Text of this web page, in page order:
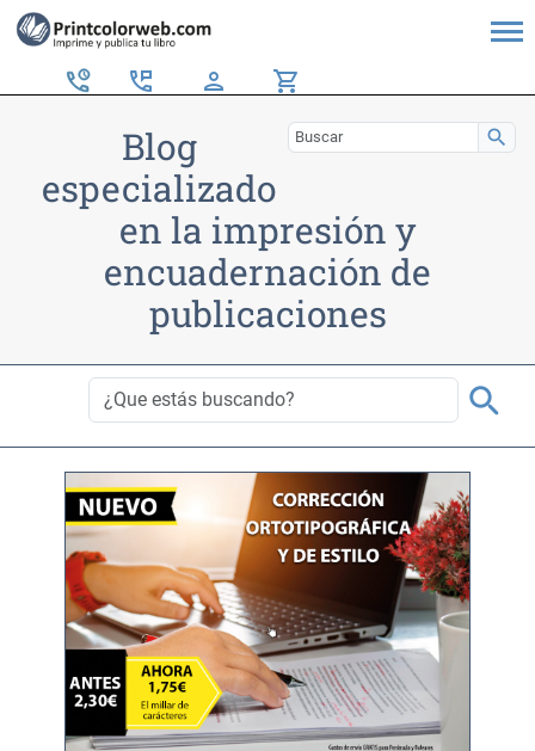
perm_phone_msg person shopping_cart
search
Blog
especializado
en la impresión y
encuadernación de
publicaciones
search